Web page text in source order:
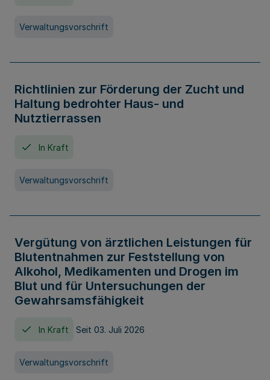
Verwaltungsvorschrift
Richtlinien zur Förderung der Zucht und
Haltung bedrohter Haus- und
Nutztierrassen
In Kraft
Verwaltungsvorschrift
Vergütung von ärztlichen Leistungen für
Blutentnahmen zur Feststellung von
Alkohol, Medikamenten und Drogen im
Blut und für Untersuchungen der
Gewahrsamsfähigkeit
In Kraft Seit 03. Juli 2026
Verwaltungsvorschrift